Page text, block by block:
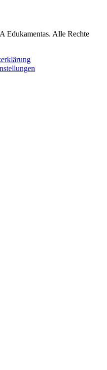
Edukamentas. Alle Rechte